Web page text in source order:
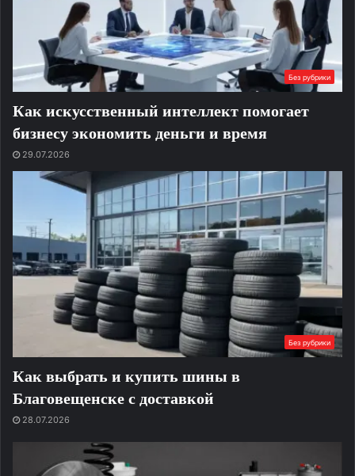
Без рубрики
Как искусственный интеллект помогает
бизнесу экономить деньги и время
29.07.2026
Без рубрики
Как выбрать и купить шины в
Благовещенске с доставкой
28.07.2026